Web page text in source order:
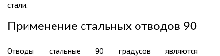
стали.
Применение стальных отводов 90
Отводы стальные 90 градусов являются